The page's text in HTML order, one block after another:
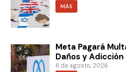
MÁS
Meta Pagará
Daños y Adicción
6 de agosto, 2026